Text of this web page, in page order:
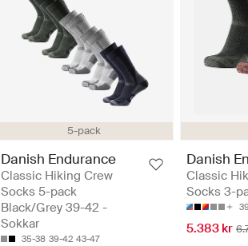
5-pack
Danish Endurance
Classic Hiking Crew
Socks 5-pack
Black/Grey 39-42 -
Sokkar
35-38 39-42 43-47
Danish
Classic
Socks 3-
5.383 kr